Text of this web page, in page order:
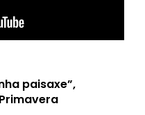
paisaxe”,